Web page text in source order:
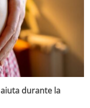
durante la